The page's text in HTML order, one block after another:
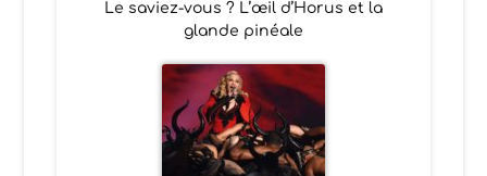
Le saviez-vous ? L’œil d’Horus et la
glande pinéale